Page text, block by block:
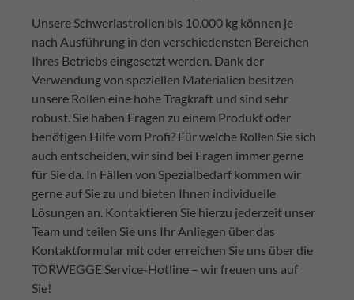
Unsere Schwerlastrollen bis 10.000 kg können je
nach Ausführung in den verschiedensten Bereichen
Ihres Betriebs eingesetzt werden. Dank der
Verwendung von speziellen Materialien besitzen
unsere Rollen eine hohe Tragkraft und sind sehr
robust. Sie haben Fragen zu einem Produkt oder
benötigen Hilfe vom Profi? Für welche Rollen Sie sich
auch entscheiden, wir sind bei Fragen immer gerne
für Sie da. In Fällen von Spezialbedarf kommen wir
gerne auf Sie zu und bieten Ihnen individuelle
Lösungen an. Kontaktieren Sie hierzu jederzeit unser
Team und teilen Sie uns Ihr Anliegen über das
Kontaktformular mit oder erreichen Sie uns über die
TORWEGGE Service-Hotline – wir freuen uns auf
Sie!